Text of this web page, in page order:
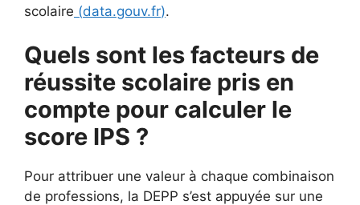
scolaire (data.gouv.fr).
Quels sont les facteurs de
réussite scolaire pris en
compte pour calculer le
score IPS ?
Pour attribuer une valeur à chaque combinaison
de professions, la DEPP s’est appuyée sur une